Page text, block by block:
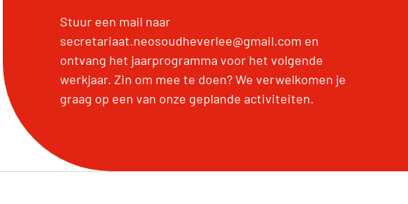
Stuur een mail naar
secretariaat.neosoudheverlee@gmail.com en
ontvang het jaarprogramma voor het volgende
werkjaar. Zin om mee te doen? We verwelkomen je
graag op een van onze geplande activiteiten.